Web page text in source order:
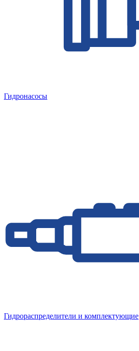
Гидронасосы
Гидрораспределители и комплектующие